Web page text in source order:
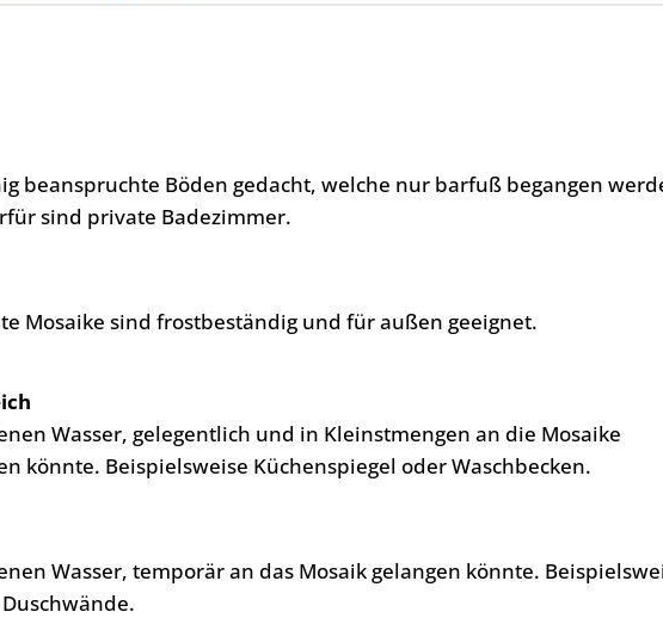
beanspruchte Böden gedacht, welche nur barfuß begangen
sind private Badezimmer.
Mosaike sind frostbeständig und für außen geeignet.
Wasser, gelegentlich und in Kleinstmengen an die Mosaike
könnte. Beispielsweise Küchenspiegel oder Waschbecken.
Wasser, temporär an das Mosaik gelangen könnte.